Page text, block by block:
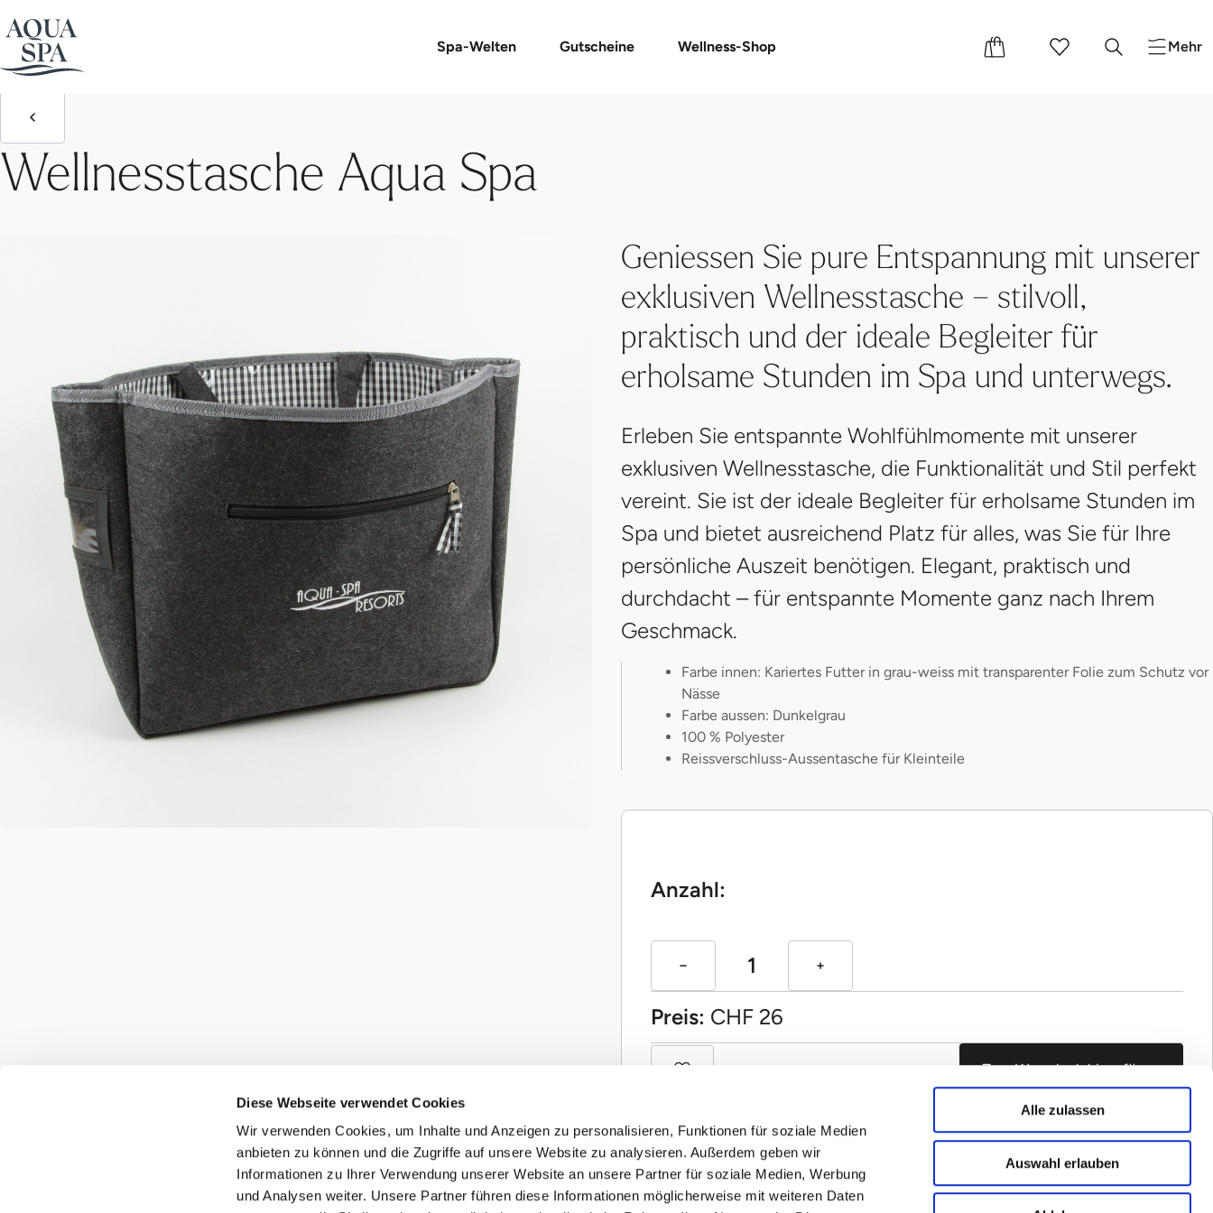
Diese Webseite verwendet Cookies
Wir verwenden Cookies, um Inhalte und Anzeigen zu personalisieren, Funktionen für soziale Medien
anbieten zu können und die Zugriffe auf unsere Website zu analysieren. Außerdem geben wir
Informationen zu Ihrer Verwendung unserer Website an unsere Partner für soziale Medien, Werbung
und Analysen weiter. Unsere Partner führen diese Informationen möglicherweise mit weiteren Daten
Alle zulassen
Auswahl erlauben
Spa-Welten Gutscheine Wellness-Shop Mehr
Aqua Spa-Welten
Wellnesstasche Aqua Spa
Geniessen Sie pure Entspannung mit unserer
exklusiven Wellnesstasche – stilvoll,
praktisch und der ideale Begleiter für
erholsame Stunden im Spa und unterwegs.
Erleben Sie entspannte Wohlfühlmomente mit unserer
exklusiven Wellnesstasche, die Funktionalität und Stil perfekt
vereint. Sie ist der ideale Begleiter für erholsame Stunden im
Spa und bietet ausreichend Platz für alles, was Sie für Ihre
persönliche Auszeit benötigen. Elegant, praktisch und
durchdacht – für entspannte Momente ganz nach Ihrem
Geschmack.
Farbe innen: Kariertes Futter in grau-weiss mit transparenter Folie zum Schutz vor
Nässe
Farbe aussen: Dunkelgrau
100 % Polyester
Reissverschluss-Aussentasche für Kleinteile
Anzahl:
Preis: CHF26
Zum Warenkorb hinzufügen